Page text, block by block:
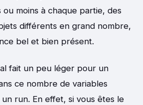
moins à chaque partie, des
différents en grand nombre,
bel et bien présent.
fait un peu léger pour un
ce nombre de variables
run. En effet, si vous êtes le